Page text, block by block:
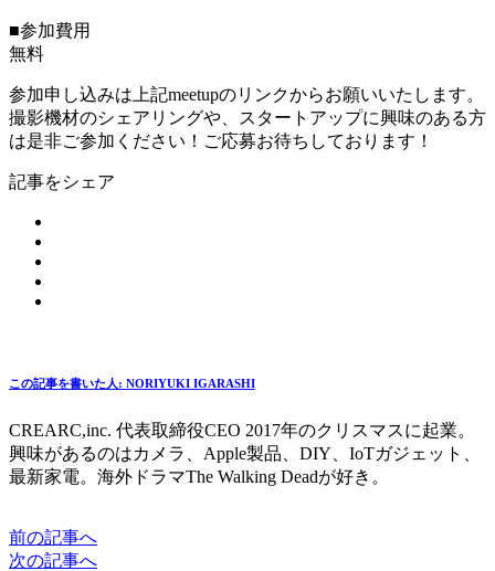
■参加費用
無料
参加申し込みは上記meetupのリンクからお願いいたします。
撮影機材のシェアリングや、スタートアップに興味のある方
は是非ご参加ください！ご応募お待ちしております！
記事をシェア
この記事を書いた人: NORIYUKI IGARASHI
CREARC,inc. 代表取締役CEO 2017年のクリスマスに起業。
興味があるのはカメラ、Apple製品、DIY、IoTガジェット、
最新家電。海外ドラマThe Walking Deadが好き。
前の記事へ
次の記事へ